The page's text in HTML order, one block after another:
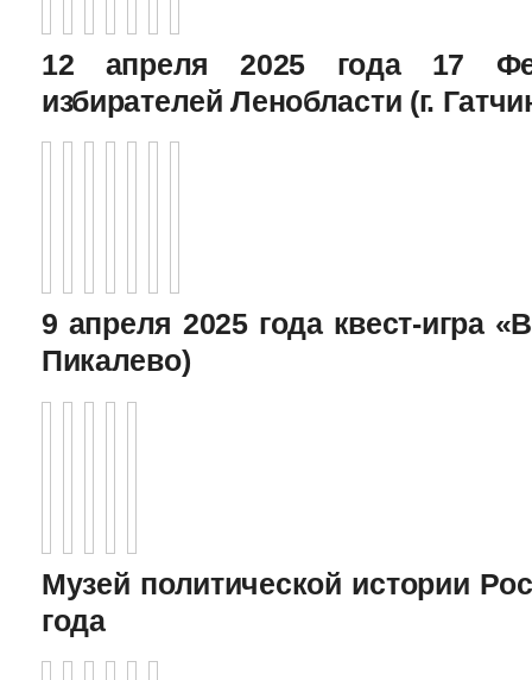
12 апреля 2025 года 17
избирателей Ленобласти (г.
9 апреля 2025 года квест-игра
Пикалево)
Музей политической истории
года